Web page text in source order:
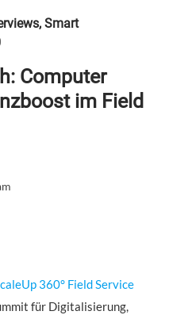
, Smart
Computer
im Field
360° Field Service
für Digitalisierung,